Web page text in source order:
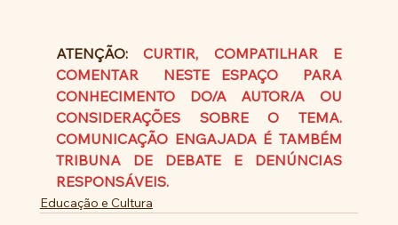
ATENÇÃO: CURTIR, COMPATILHAR E
COMENTAR  NESTE ESPAÇO  PARA
CONHECIMENTO DO/A AUTOR/A OU
CONSIDERAÇÕES SOBRE O TEMA.
COMUNICAÇÃO ENGAJADA É TAMBÉM
TRIBUNA DE DEBATE E DENÚNCIAS
RESPONSÁVEIS.
Educação e Cultura